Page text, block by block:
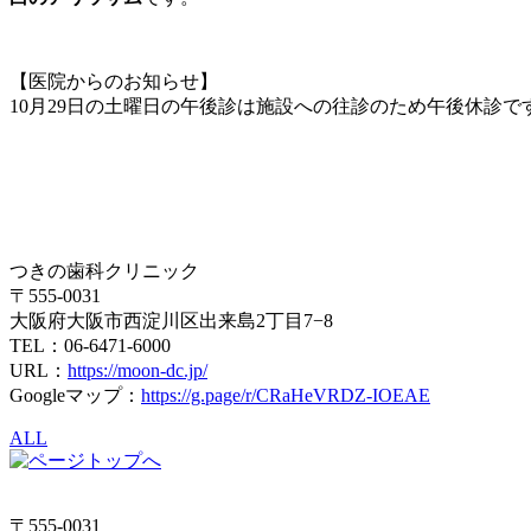
【医院からのお知らせ】
10月29日の土曜日の午後診は施設への往診のため午後休診で
つきの歯科クリニック
〒555-0031
大阪府大阪市西淀川区出来島2丁目7−8
TEL：06-6471-6000
URL： https://moon-dc.jp/
Googleマップ： https://g.page/r/CRaHeVRDZ-IOEAE
ALL
〒555-0031